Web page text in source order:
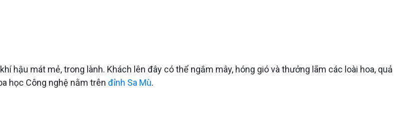
hậu mát mẻ, trong lành. Khách lên đây có thể ngắm mây, hóng gió và thưởng lãm các loài hoa, quả
học Công nghệ nằm trên đỉnh Sa Mù.